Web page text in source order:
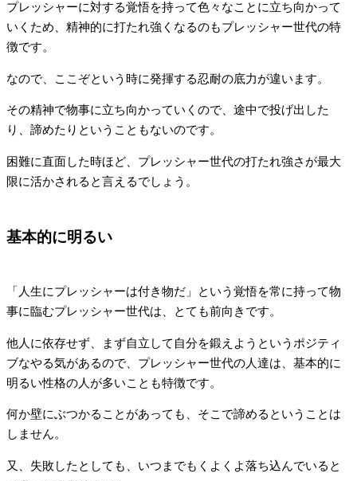
プレッシャーに対する覚悟を持って色々なことに立ち向かって
いくため、精神的に打たれ強くなるのもプレッシャー世代の特
徴です。
なので、ここぞという時に発揮する忍耐の底力が違います。
その精神で物事に立ち向かっていくので、途中で投げ出した
り、諦めたりということもないのです。
困難に直面した時ほど、プレッシャー世代の打たれ強さが最大
限に活かされると言えるでしょう。
基本的に明るい
「人生にプレッシャーは付き物だ」という覚悟を常に持って物
事に臨むプレッシャー世代は、とても前向きです。
他人に依存せず、まず自立して自分を鍛えようというポジティ
ブなやる気があるので、プレッシャー世代の人達は、基本的に
明るい性格の人が多いことも特徴です。
何か壁にぶつかることがあっても、そこで諦めるということは
しません。
又、失敗したとしても、いつまでもくよくよ落ち込んでいると